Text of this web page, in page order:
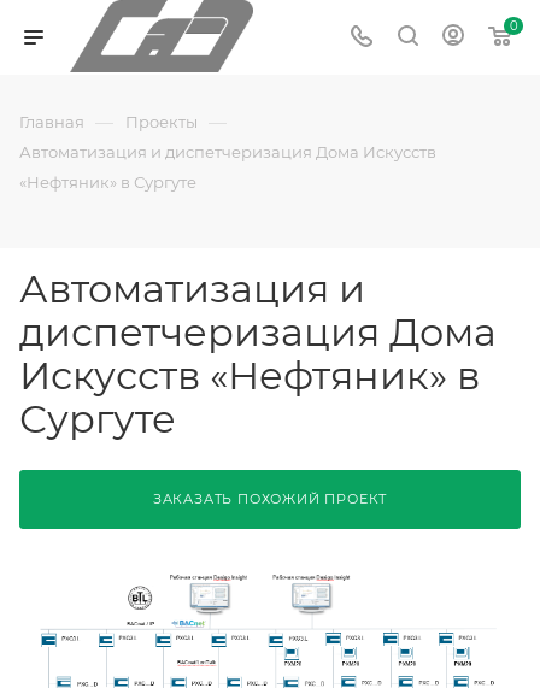
0
Главная — Проекты —
Автоматизация и диспетчеризация Дома Искусств
«Нефтяник» в Сургуте
Автоматизация и
диспетчеризация Дома
Искусств «Нефтяник» в
Сургуте
ЗАКАЗАТЬ ПОХОЖИЙ ПРОЕКТ